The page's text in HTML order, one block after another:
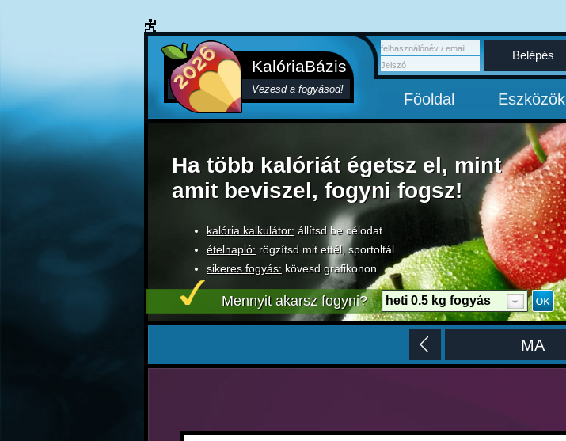
KalóriaBázis
Vezesd a fogyásod!
Belépés
Főoldal Eszközök
Ha több kalóriát égetsz el, mint
amit beviszel, fogyni fogsz!
kalória kalkulátor: állítsd be célodat
ételnapló: rögzítsd mit ettél, sportoltál
sikeres fogyás: kövesd grafikonon
Mennyit akarsz fogyni? heti 0.5 kg fogyás
MA